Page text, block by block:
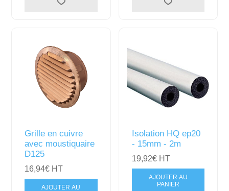
Grille en cuivre
avec moustiquaire
D125
16,94€ HT
AJOUTER AU
Isolation HQ ep20
- 15mm - 2m
19,92€ HT
AJOUTER AU
PANIER